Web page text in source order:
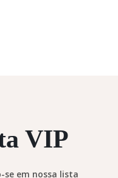
VIP
se em nossa lista